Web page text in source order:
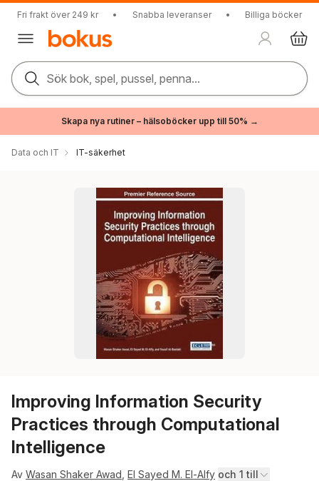
Fri frakt över 249 kr • Snabba leveranser • Billiga böcker
Sök bok, spel, pussel, penna...
Skapa nya rutiner – hälsoböcker upp till 50% →
Data och IT IT-säkerhet
Improving Information Security
Practices through Computational
Intelligence
Av Wasan Shaker Awad El Sayed M. El-Alfy och 1 till